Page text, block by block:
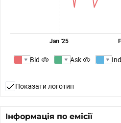
Jan '25
Bid Ask
Показати логотип
Інформація по емісії